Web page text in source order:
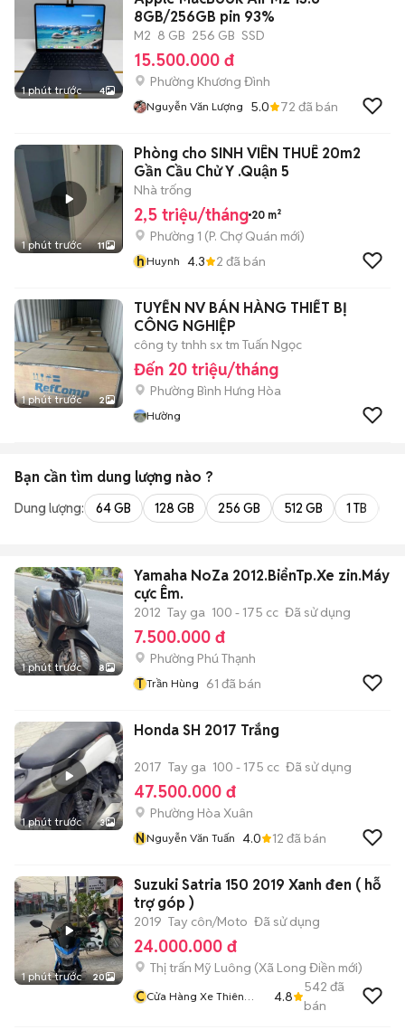
1 phút trước 4
8GB/256GB pin 93%
M2 8 GB 256 GB SSD
15.500.000 đ
Phường Khương Đình
Nguyễn Văn Lượng 5.0 72 đã bán
1 phút trước 11
Phòng cho SINH VIÊN THUÊ 20m2
Gần Cầu Chử Y .Quận 5
Nhà trống
2,5 triệu/tháng 20 m²
Phường 1 (P. Chợ Quán mới)
hHuynh 4.3 2 đã bán
1 phút trước 2
TUYỂN NV BÁN HÀNG THIẾT BỊ
CÔNG NGHIỆP
công ty tnhh sx tm Tuấn Ngọc
Đến 20 triệu/tháng
Phường Bình Hưng Hòa
Hường
Bạn cần tìm dung lượng nào ?
Dung lượng: 64 GB 128 GB 256 GB 512 GB 1 TB
1 phút trước 8
Yamaha NoZa 2012.BiểnTp.Xe zin.Máy
cực Êm.
2012 Tay ga 100 - 175 cc Đã sử dụng
7.500.000 đ
Phường Phú Thạnh
T Trần Hùng 61 đã bán
1 phút trước 3
Honda SH 2017 Trắng
2017 Tay ga 100 - 175 cc Đã sử dụng
47.500.000 đ
Phường Hòa Xuân
NNguyễn Văn Tuấn 4.0 12 đã bán
1 phút trước 20
Suzuki Satria 150 2019 Xanh đen ( hỗ
trợ góp )
2019 Tay côn/Moto Đã sử dụng
24.000.000 đ
Thị trấn Mỹ Luông (Xã Long Điền mới)
CCửa Hàng Xe Thiên
4.8
542 đã
bán